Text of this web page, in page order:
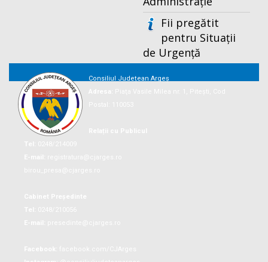
Fii pregătit
pentru Situații
de Urgență
Consiliul Județean Argeș